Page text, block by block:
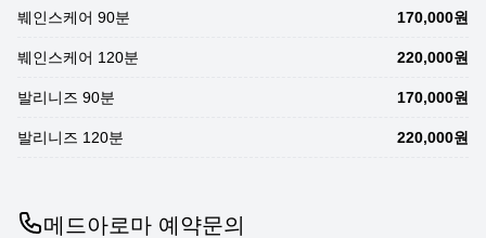
붸인스케어 90분 170,000원
붸인스케어 120분 220,000원
발리니즈 90분 170,000원
발리니즈 120분 220,000원
메드아로마 예약문의